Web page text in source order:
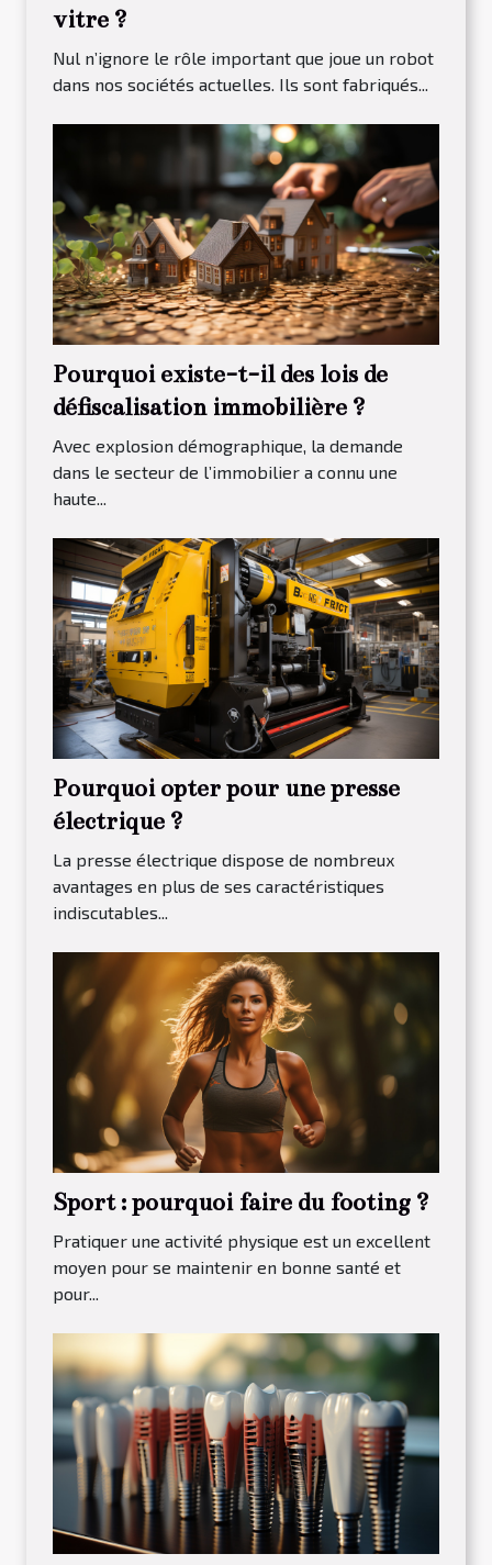
vitre ?
Nul n’ignore le rôle important que joue un robot
dans nos sociétés actuelles. Ils sont fabriqués...
Pourquoi existe-t-il des lois de
défiscalisation immobilière ?
Avec explosion démographique, la demande
dans le secteur de l’immobilier a connu une
haute...
Pourquoi opter pour une presse
électrique ?
La presse électrique dispose de nombreux
avantages en plus de ses caractéristiques
indiscutables...
Sport : pourquoi faire du footing ?
Pratiquer une activité physique est un excellent
moyen pour se maintenir en bonne santé et
pour...